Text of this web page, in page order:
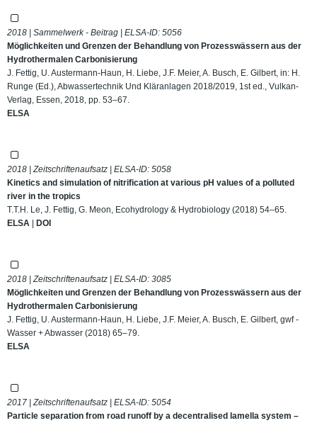
2018 | Sammelwerk - Beitrag | ELSA-ID: 5056
Möglichkeiten und Grenzen der Behandlung von Prozesswässern aus der
Hydrothermalen Carbonisierung
J. Fettig, U. Austermann-Haun, H. Liebe, J.F. Meier, A. Busch, E. Gilbert, in: H.
Runge (Ed.), Abwassertechnik Und Kläranlagen 2018/2019, 1st ed., Vulkan-
Verlag, Essen, 2018, pp. 53–67.
ELSA
2018 | Zeitschriftenaufsatz | ELSA-ID: 5058
Kinetics and simulation of nitrification at various pH values of a polluted
river in the tropics
T.T.H. Le, J. Fettig, G. Meon, Ecohydrology & Hydrobiology (2018) 54–65.
ELSA | DOI
2018 | Zeitschriftenaufsatz | ELSA-ID: 3085
Möglichkeiten und Grenzen der Behandlung von Prozesswässern aus der
Hydrothermalen Carbonisierung
J. Fettig, U. Austermann-Haun, H. Liebe, J.F. Meier, A. Busch, E. Gilbert, gwf -
Wasser + Abwasser (2018) 65–79.
ELSA
2017 | Zeitschriftenaufsatz | ELSA-ID: 5054
Particle separation from road runoff by a decentralised lamella system –